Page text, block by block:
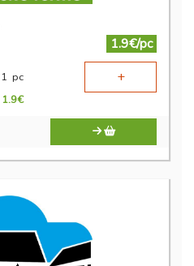
1.9€/pc
1 pc +
1.9€